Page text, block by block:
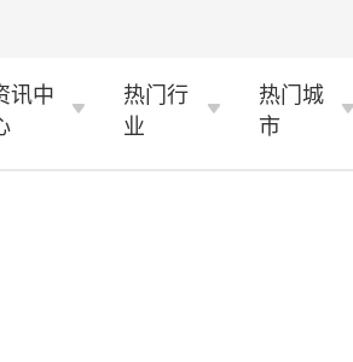
讯中
热门行
业
热门城
市